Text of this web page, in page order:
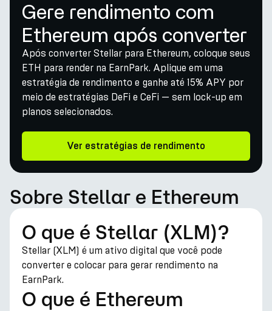
Gere rendimento com
Ethereum após converter
Após converter Stellar para Ethereum, coloque seus
ETH para render na EarnPark. Aplique em uma
estratégia de rendimento e ganhe até 15% APY por
meio de estratégias DeFi e CeFi — sem lock-up em
planos selecionados.
Ver estratégias de rendimento
Sobre Stellar e Ethereum
O que é Stellar (XLM)?
Stellar (XLM) é um ativo digital que você pode
converter e colocar para gerar rendimento na
EarnPark.
O que é Ethereum